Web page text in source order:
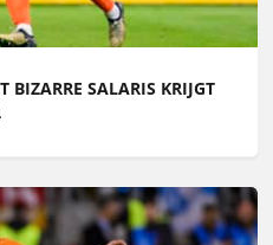
BIZARRE SALARIS KRIJGT